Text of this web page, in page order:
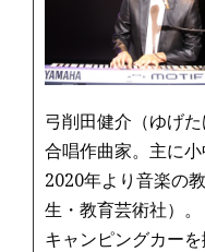
弓削田健介（ゆげた
合唱作曲家。主に小
2020年より音楽の
生・教育芸術社）。
キャンピングカー